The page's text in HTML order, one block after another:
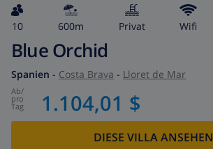
10 600m Privat wifi
Blue Orchid
Spanien - Costa Brava - Lloret de Mar
ab/
pro
Tag 1.104,01 $
DIESE VILLA ANSEHEN